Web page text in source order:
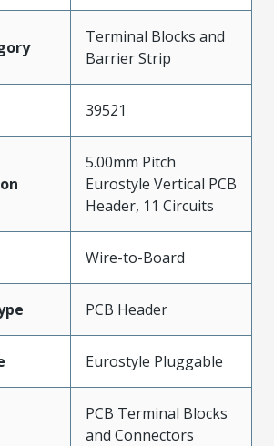
Terminal Blocks and
Barrier Strip
39521
5.00mm Pitch
Eurostyle Vertical PCB
Header, 11 Circuits
Wire-to-Board
PCB Header
Eurostyle Pluggable
PCB Terminal Blocks
and Connectors